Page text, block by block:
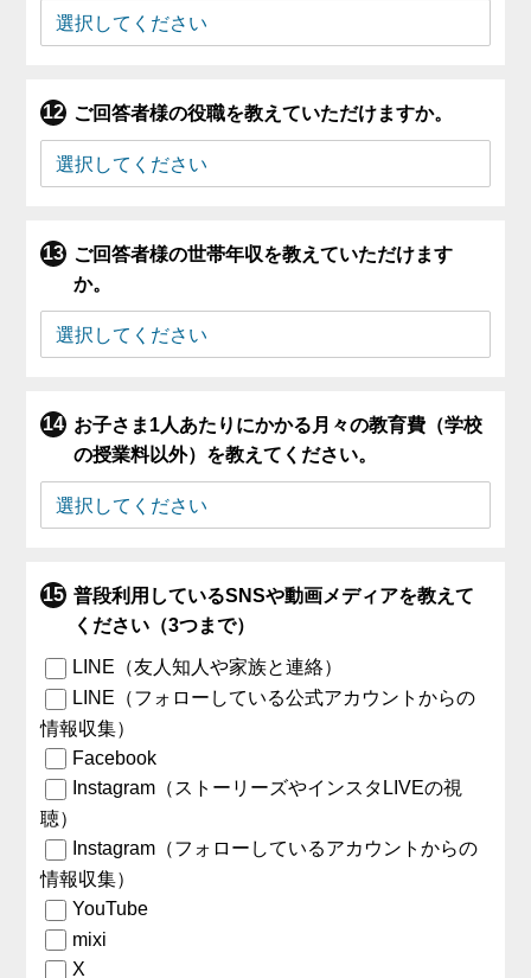
ご回答者様の役職を教えていただけますか。
ご回答者様の世帯年収を教えていただけます
か。
お子さま1人あたりにかかる月々の教育費（学校
の授業料以外）を教えてください。
普段利用しているSNSや動画メディアを教えて
ください（3つまで）
LINE（友人知人や家族と連絡）
LINE（フォローしている公式アカウントからの
情報収集）
Facebook
Instagram（ストーリーズやインスタLIVEの視
聴）
Instagram（フォローしているアカウントからの
情報収集）
YouTube
mixi
X